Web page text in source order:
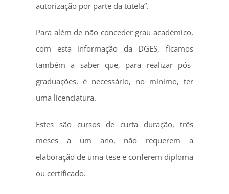
autorização por parte da tutela”.
Para além de não conceder grau académico,
com esta informação da DGES, ficamos
também a saber que, para realizar pós-
graduações, é necessário, no mínimo, ter
uma licenciatura.
Estes são cursos de curta duração, três
meses a um ano, não requerem a
elaboração de uma tese e conferem diploma
ou certificado.